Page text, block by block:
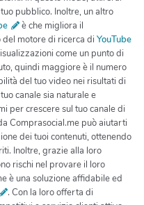
pubblico. Inoltre, un altro
è che migliora il
motore di ricerca di YouTube
come un punto di
quindi maggiore è il numero
del tuo video nei risultati di
canale sia naturale e
per crescere sul tuo canale di
Comprasocial.me può aiutarti
dei tuoi contenuti, ottenendo
Inoltre, grazie alla loro
rischi nel provare il loro
è una soluzione affidabile ed
. Con la loro offerta di